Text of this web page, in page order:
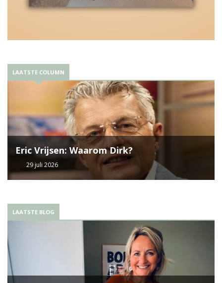
LAATSTE COLUMN
Eric Vrijsen: Waarom Dirk?
29 juli 2026
LAATSTE BLOG